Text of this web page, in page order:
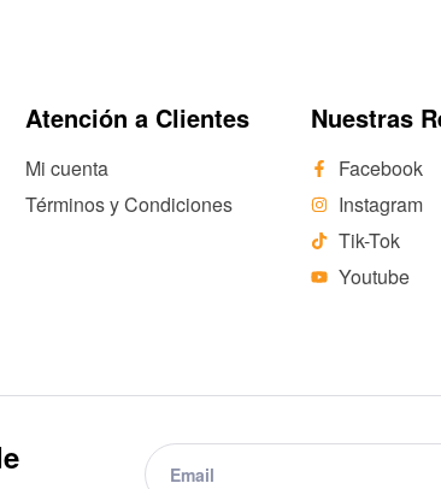
Atención a Clientes
Mi cuenta
Términos y Condiciones
Nuestras
Facebook
Instagram
Tik-Tok
Youtube